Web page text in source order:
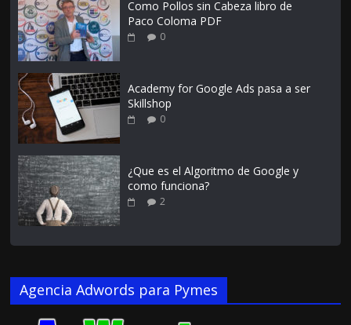
Como Pollos sin Cabeza libro de
Paco Coloma PDF
0
Academy for Google Ads pasa a ser
Skillshop
0
¿Que es el Algoritmo de Google y
como funciona?
2
Agencia Adwords para Pymes